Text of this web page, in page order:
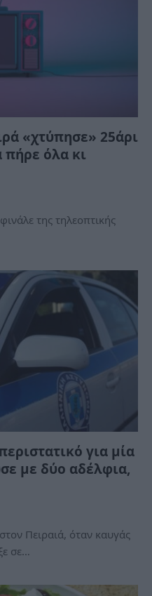
«χτύπησε» 25άρι
πήρε όλα κι
της τηλεοπτικής
για μία
με δύο αδέλφια,
Πειραιά, όταν καυγάς
σε…